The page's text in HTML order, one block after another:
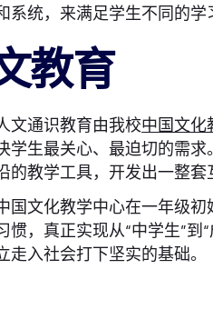
系统，来满足学生不同的学
教育
文通识教育由我校中国文化
学生最关心、最迫切的需
的教学工具，开发出一整套
国文化教学中心在一年级
惯，真正实现从“中学生”
走入社会打下坚实的基础。